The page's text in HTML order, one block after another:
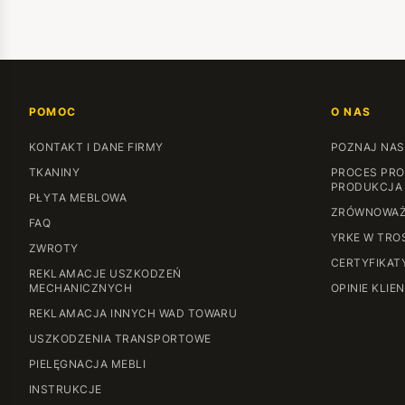
POMOC
KONTAKT I DANE FIRMY
TKANINY
PŁYTA MEBLOWA
FAQ
ZWROTY
REKLAMACJE USZKODZEŃ
MECHANICZNYCH
REKLAMACJA INNYCH WAD TOWARU
USZKODZENIA TRANSPORTOWE
PIELĘGNACJA MEBLI
INSTRUKCJE
O NAS
POZNAJ
PROCES
PRODUKCJA
YRKE W
OPINIE